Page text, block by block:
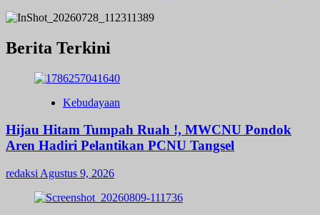
Berita Terkini
Kebudayaan
Hijau Hitam Tumpah Ruah !, MWCNU Pondok
Aren Hadiri Pelantikan PCNU Tangsel
redaksi Agustus 9, 2026